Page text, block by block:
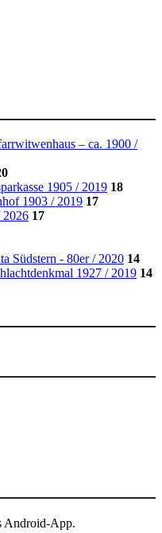
– ca. 1900 /
1905 / 2019 18
1903 / 2019 17
2026 17
Südstern - 80er / 2020 14
1927 / 2019 14
Android-App.